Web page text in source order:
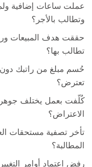
عملت ساعات إضافية
وتطالب بالأجر؟
حققت هدف المبيعات
تطالب بها؟
حُسم مبلغ من راتبك
تعترض؟
كُلّفت بعمل يختلف
الاعتراض؟
تأخر تصفية مستحقات
المطالبة؟
رفض اعتماد أوامر